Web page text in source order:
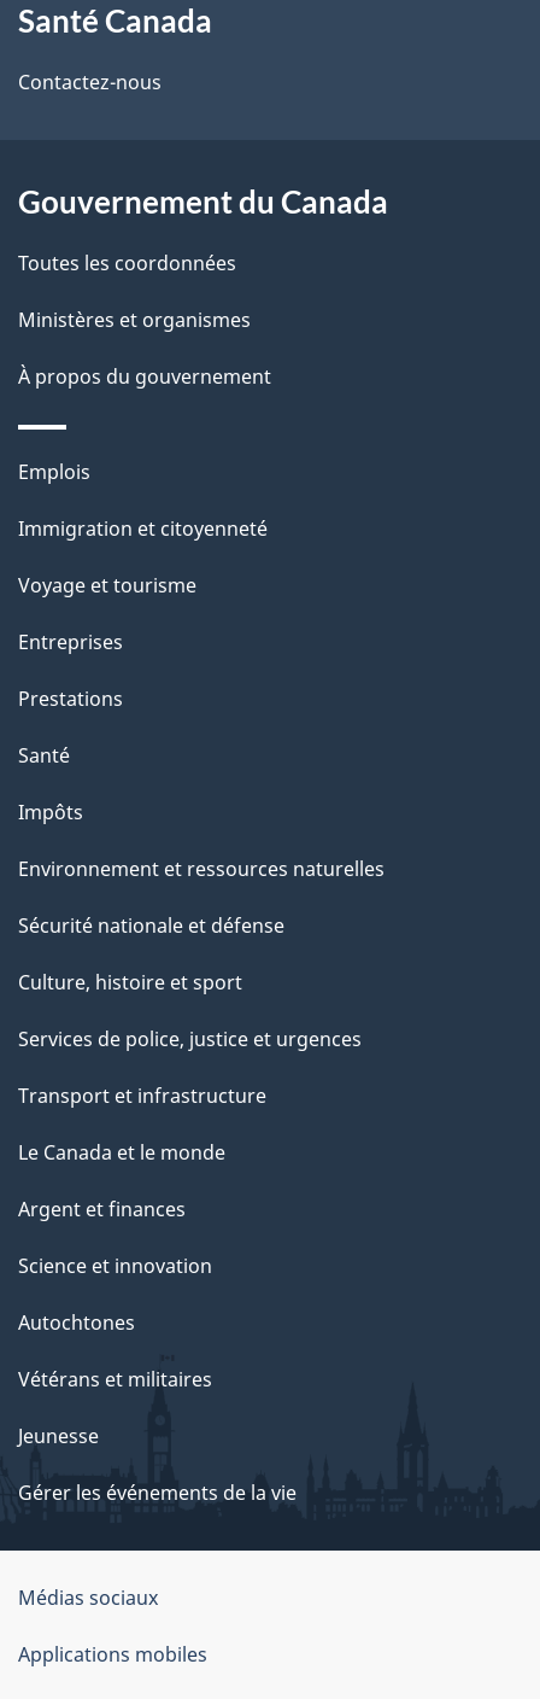
i
l
d
e
p
a
propos
de
site
Santé Canada
Contactez-nous
Gouvernement du Canada
Toutes les coordonnées
Ministères et organismes
À propos du gouvernement
Thèmes
sujets
Emplois
Immigration et citoyenneté
Voyage et tourisme
Entreprises
Prestations
Santé
Impôts
Environnement et ressources naturelles
Sécurité nationale et défense
Culture, histoire et sport
Services de police, justice et urgences
Transport et infrastructure
Le Canada et le monde
Argent et finances
Science et innovation
Autochtones
Vétérans et militaires
Jeunesse
Gérer les événements de la vie
Organisation
du
gouvernement
Médias sociaux
Applications mobiles